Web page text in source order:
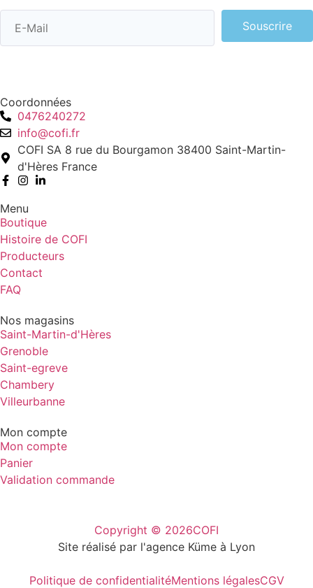
Souscrire
Coordonnées
0476240272
info@cofi.fr
COFI SA 8 rue du Bourgamon 38400 Saint-Martin-
d'Hères France
Menu
Boutique
Histoire de COFI
Producteurs
Contact
FAQ
Nos magasins
Saint-Martin-d'Hères
Grenoble
Saint-egreve
Chambery
Villeurbanne
Mon compte
Mon compte
Panier
Validation commande
Copyright © 2026COFI
Site réalisé par l'agence Küme à Lyon
Politique de confidentialitéMentions légalesCGV